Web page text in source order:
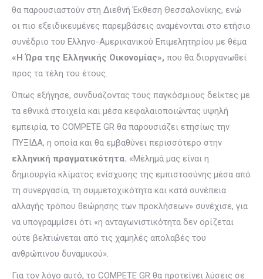
θα παρουσιαστούν στη Διεθνή Έκθεση Θεσσαλονίκης, ενώ
οι πιο εξειδικευμένες παρεμβάσεις αναμένονται στο ετήσιο
συνέδριο του Ελληνο-Αμερικανικού Επιμελητηρίου με θέμα
«Η Ώρα της Ελληνικής Οικονομίας», που θα διοργανωθεί
προς τα τέλη του έτους.
Όπως εξήγησε, συνδυάζοντας τους παγκόσμιους δείκτες με
τα εθνικά στοιχεία και μέσα κεφαλαιοποιώντας υψηλή
εμπειρία, το COMPETE GR θα παρουσιάζει ετησίως την
ΠΥΞΙΔΑ, η οποία και θα εμβαθύνει περισσότερο στην
ελληνική πραγματικότητα. «Μέλημά μας είναι η
δημιουργία κλίματος ενίσχυσης της εμπιστοσύνης μέσα από
τη συνεργασία, τη συμμετοχικότητα και κατά συνέπεια
αλλαγής τρόπου θεώρησης των προκλήσεων» συνέχισε, για
να υπογραμμίσει ότι «η ανταγωνιστικότητα δεν ορίζεται
ούτε βελτιώνεται από τις χαμηλές απολαβές του
ανθρώπινου δυναμικού».
Για τον λόγο αυτό, το COMPETE GR θα προτείνει λύσεις σε